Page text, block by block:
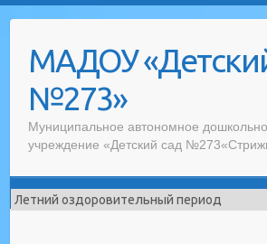
contentМАДОУ
№273»
Муниципальное автономное
учреждение «Детский сад